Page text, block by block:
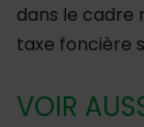
dans le
taxe foncière
VOIR